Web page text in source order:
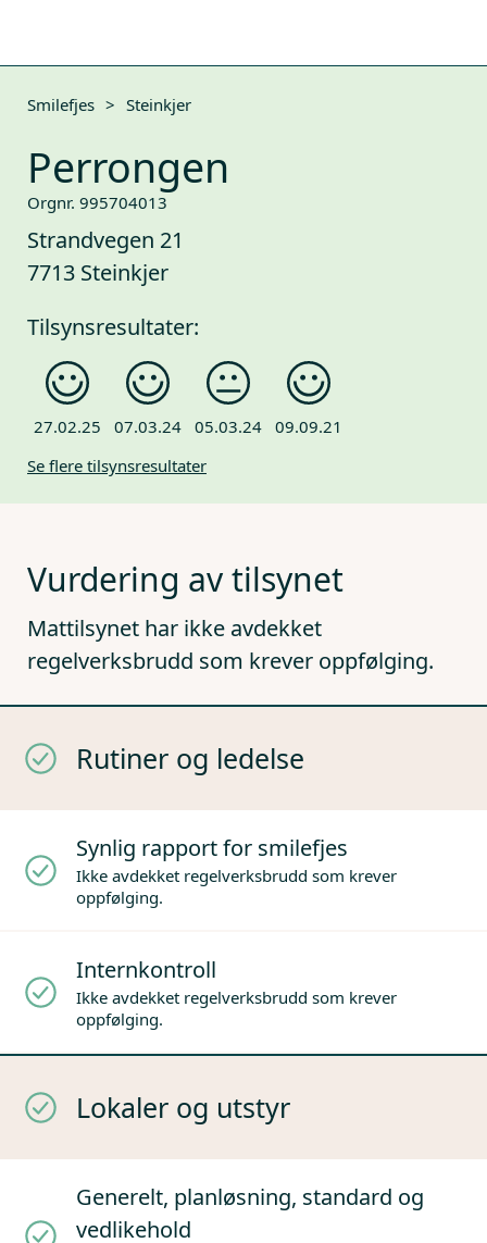
Smilefjes > Steinkjer
Perrongen
Orgnr. 995704013
Strandvegen 21
7713 Steinkjer
Tilsynsresultater:
27.02.25 07.03.24 05.03.24 09.09.21
Se flere tilsynsresultater
Vurdering av tilsynet
Mattilsynet har ikke avdekket
regelverksbrudd som krever oppfølging.
Rutiner og ledelse
Synlig rapport for smilefjes
Ikke avdekket regelverksbrudd som krever
oppfølging.
Internkontroll
Ikke avdekket regelverksbrudd som krever
oppfølging.
Lokaler og utstyr
Generelt, planløsning, standard og
vedlikehold